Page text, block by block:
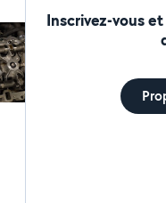
Inscrivez-vous